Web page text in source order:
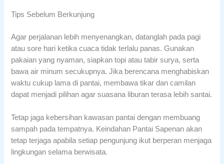
Tips Sebelum Berkunjung
Agar perjalanan lebih menyenangkan, datanglah pada pagi
atau sore hari ketika cuaca tidak terlalu panas. Gunakan
pakaian yang nyaman, siapkan topi atau tabir surya, serta
bawa air minum secukupnya. Jika berencana menghabiskan
waktu cukup lama di pantai, membawa tikar dan camilan
dapat menjadi pilihan agar suasana liburan terasa lebih santai.
Tetap jaga kebersihan kawasan pantai dengan membuang
sampah pada tempatnya. Keindahan Pantai Sapenan akan
tetap terjaga apabila setiap pengunjung ikut berperan menjaga
lingkungan selama berwisata.